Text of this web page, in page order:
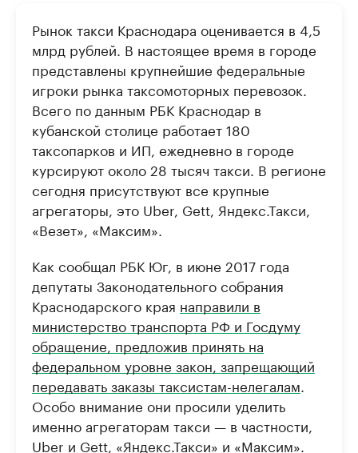
Рынок такси Краснодара оценивается в 4,5
млрд рублей. В настоящее время в городе
представлены крупнейшие федеральные
игроки рынка таксомоторных перевозок.
Всего по данным РБК Краснодар в
кубанской столице работает 180
таксопарков и ИП, ежедневно в городе
курсируют около 28 тысяч такси. В регионе
сегодня присутствуют все крупные
агрегаторы, это Uber, Gett, Яндекс.Такси,
«Везет», «Максим».
Как сообщал РБК Юг, в июне 2017 года
депутаты Законодательного собрания
Краснодарского края направили в
министерство транспорта РФ и Госдуму
обращение, предложив принять на
федеральном уровне закон, запрещающий
передавать заказы таксистам-нелегалам
Особо внимание они просили уделить
именно агрегаторам такси — в частности,
Uber и Gett, «Яндекс.Такси» и «Максим».